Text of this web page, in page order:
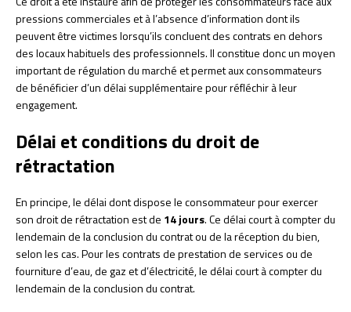
pressions commerciales et à l’absence d’information dont ils
peuvent être victimes lorsqu’ils concluent des contrats en dehors
des locaux habituels des professionnels. Il constitue donc un moyen
important de régulation du marché et permet aux consommateurs
de bénéficier d’un délai supplémentaire pour réfléchir à leur
engagement.
Délai et conditions du droit de
rétractation
En principe, le délai dont dispose le consommateur pour exercer
son droit de rétractation est de 14 jours. Ce délai court à compter du
lendemain de la conclusion du contrat ou de la réception du bien,
selon les cas. Pour les contrats de prestation de services ou de
fourniture d’eau, de gaz et d’électricité, le délai court à compter du
lendemain de la conclusion du contrat.